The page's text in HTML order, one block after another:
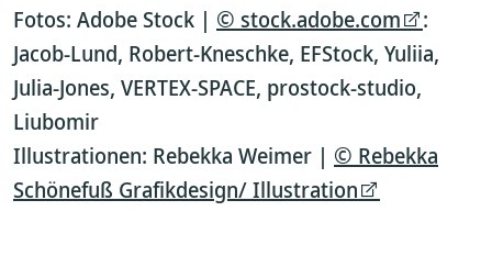
Fotos: Adobe Stock | © stock.adobe.com
:
Jacob-Lund, Robert-Kneschke, EFStock, Yuliia,
Julia-Jones, VERTEX-SPACE, prostock-studio,
Liubomir
Illustrationen: Rebekka Weimer | © Rebekka
Schönefuß Grafikdesign/ Illustration